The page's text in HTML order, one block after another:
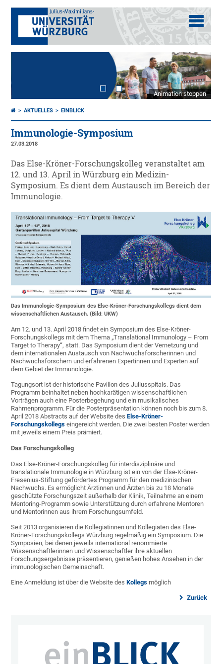
Animation stoppen
AKTUELLES EINBLICK
Immunologie-Symposium
27.03.2018
Das Else-Kröner-Forschungskolleg veranstaltet am
12. und 13. April in Würzburg ein Medizin-
Symposium. Es dient dem Austausch im Bereich der
Immunologie.
Das Immunologie-Symposium des Else-Kröner-Forschungskollegs dient dem
wissenschaftlichen Austausch. (Bild: UKW)
Am 12. und 13. April 2018 findet ein Symposium des Else-Kröner-
Forschungskollegs mit dem Thema „Translational Immunology – From
Target to Therapy“, statt. Das Symposium dient der Vernetzung und
dem internationalen Austausch von Nachwuchsforscherinnen und
Nachwuchsforschern und erfahrenen Expertinnen und Experten auf
dem Gebiet der Immunologie.
Tagungsort ist der historische Pavillon des Juliusspitals. Das
Programm beinhaltet neben hochkarätigen wissenschaftlichen
Vorträgen auch eine Posterbegehung und ein musikalisches
Rahmenprogramm. Für die Posterpräsentation können noch bis zum 8.
April 2018 Abstracts auf der Website des Else-Kröner-
Forschungskollegs eingereicht werden. Die zwei besten Poster werden
mit jeweils einem Preis prämiert.
Das Forschungskolleg
Das Else-Kröner-Forschungskolleg für interdisziplinäre und
translationale Immunologie in Würzburg ist ein von der Else-Kröner-
Fresenius-Stiftung gefördertes Programm für den medizinischen
Nachwuchs. Es ermöglicht Ärztinnen und Ärzten bis zu 18 Monate
geschützte Forschungszeit außerhalb der Klinik, Teilnahme an einem
Mentoring-Programm sowie Unterstützung durch erfahrene Mentoren
und Mentorinnen aus ihrem Forschungsumfeld.
Seit 2013 organisieren die Kollegiatinnen und Kollegiaten des Else-
Kröner-Forschungskollegs Würzburg regelmäßig ein Symposium. Die
Symposien, bei denen jeweils international renommierte
Wissenschaftlerinnen und Wissenschaftler ihre aktuellen
Forschungsergebnisse präsentieren, genießen hohes Ansehen in der
immunologischen Gemeinschaft.
Eine Anmeldung ist über die Website desKollegs möglich
Zurück